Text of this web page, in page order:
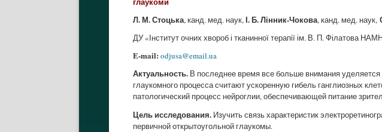
Л. М. Стоцька, канд. мед. наук,І. Б. Лінник-Чокова, канд. мед. наук,
ДУ «Інститут очних хвороб і тканинної терапії ім. В. П. Філатова
E-mail: odjusa@email.ua
Актуальность. В последнее время все больше внимания уделяется
глаукомного процесса считают ускоренную гибель ганглиозных
патологический процесс нейроглии, обеспечивающей питание
Цель исследования. Изучить связь характеристик
первичной открытоугольной глаукомы.